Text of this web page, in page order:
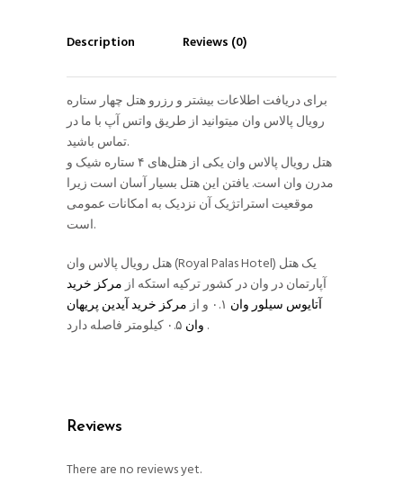
Description Reviews (0)
برای دریافت اطلاعات بیشتر و رزرو هتل چهار ستاره
رویال پالاس وان میتوانید از طریق واتس آپ با ما در
تماس باشید.
هتل رویال پالاس وان یکی از هتل‌های ۴ ستاره شیک و
مدرن وان است. یافتن این هتل بسیار آسان است زیرا
موقعیت استراتژیک آن نزدیک به امکانات عمومی
است.
هتل رویال پالاس وان (Royal Palas Hotel) یک هتل
آپارتمان در وان در کشور ترکیه استکه ازمرکز خرید
آتایوس سیلور وان
مرکز خرید آیدین پریهان
وان ۰.۵ کیلومتر فاصله دارد .
Reviews
There are no reviews yet.